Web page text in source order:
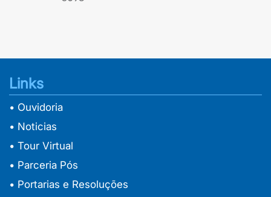
Links
• Ouvidoria
• Noticias
• Tour Virtual
• Parceria Pós
• Portarias e Resoluções